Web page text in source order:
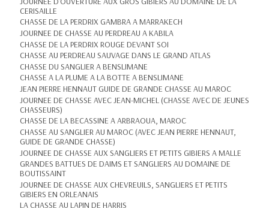
CERISAILLE
CHASSE DE LA PERDRIX GAMBRA A MARRAKECH
JOURNEE DE CHASSE AU PERDREAU A KABILA
CHASSE DE LA PERDRIX ROUGE DEVANT SOI
CHASSE AU PERDREAU SAUVAGE DANS LE GRAND ATLAS
CHASSE DU SANGLIER A BENSLIMANE
CHASSE A LA PLUME A LA BOTTE A BENSLIMANE
JEAN PIERRE HENNAUT GUIDE DE GRANDE CHASSE AU MAROC
JOURNEE DE CHASSE AVEC JEAN-MICHEL (CHASSE AVEC DE JEUNES
CHASSEURS)
CHASSE DE LA BECASSINE A ARBRAOUA, MAROC
CHASSE AU SANGLIER AU MAROC (AVEC JEAN PIERRE HENNAUT,
GUIDE DE GRANDE CHASSE)
JOURNEE DE CHASSE AUX SANGLIERS ET PETITS GIBIERS A MALLE
GRANDES BATTUES DE DAIMS ET SANGLIERS AU DOMAINE DE
BOUTISSAINT
JOURNEE DE CHASSE AUX CHEVREUILS, SANGLIERS ET PETITS
GIBIERS EN ORLEANAIS
LA CHASSE AU LAPIN DE HARRIS